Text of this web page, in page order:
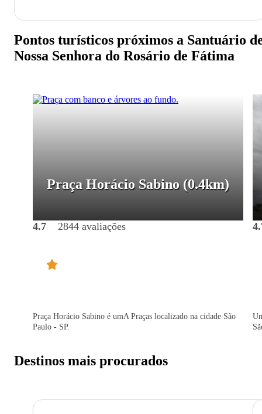
Pontos turísticos próximos a Santuário
Nossa Senhora do Rosário de Fátima
Praça Horácio Sabino (0.4km)
4.7 2844 avaliações
Praça Horácio Sabino é umA Praças localizado na cidade São
Paulo - SP.
Destinos mais procurados